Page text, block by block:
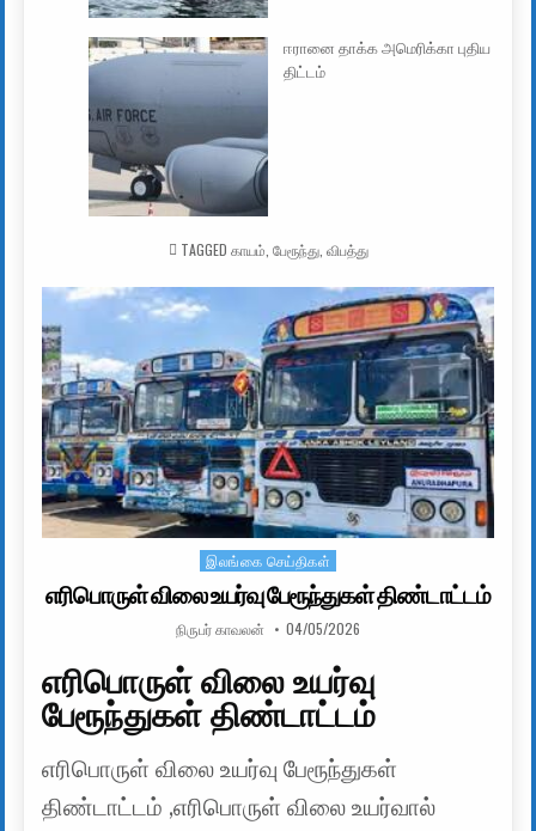
ஈரானை தாக்க அமெரிக்கா புதிய
திட்டம்
TAGGED காயம் பேரூந்து, விபத்து
Posted in
இலங்கை செய்திகள்
எரிபொருள் விலை உயர்வு பேரூந்துகள் திண்டாட்டம்
AUTHOR:
நிருபர் காவலன் PUBLISHED DATE:
04/05/2026
எரிபொருள் விலை உயர்வு
பேரூந்துகள் திண்டாட்டம்
எரிபொருள் விலை உயர்வு பேரூந்துகள்
திண்டாட்டம் ,எரிபொருள் விலை உயர்வால்